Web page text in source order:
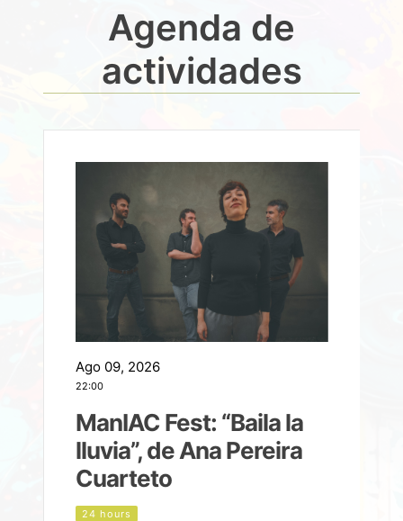
Agenda de
actividades
Ago 09, 2026
22:00
ManIAC Fest: “Baila la
lluvia”, de Ana Pereira
Cuarteto
24 hours